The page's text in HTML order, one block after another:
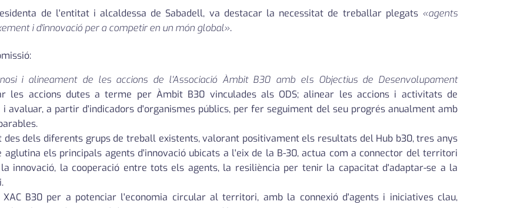
de l'entitat i alcaldessa de Sabadell, va destacar la necessitat de treballar plegats «agents
i d'innovació per a competir en un món global».
i alineament de les accions de l'Associació Àmbit B30 amb els Objectius de Desenvolupament
les accions dutes a terme per Àmbit B30 vinculades als ODS; alinear les accions i activitats de
avaluar, a partir d'indicadors d'organismes públics, per fer seguiment del seu progrés anualment amb
dels diferents grups de treball existents, valorant positivament els resultats del Hub b30, tres anys
aglutina els principals agents d'innovació ubicats a l'eix de la B-30, actua com a connector del territori
innovació, la cooperació entre tots els agents, la resiliència per tenir la capacitat d'adaptar-se a la
B30 per a potenciar l'economia circular al territori, amb la connexió d'agents i iniciatives clau,